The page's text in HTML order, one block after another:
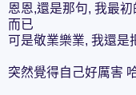
恩恩,還是那句, 我最
而已
可是敬業樂業, 我還是
突然覺得自己好厲害